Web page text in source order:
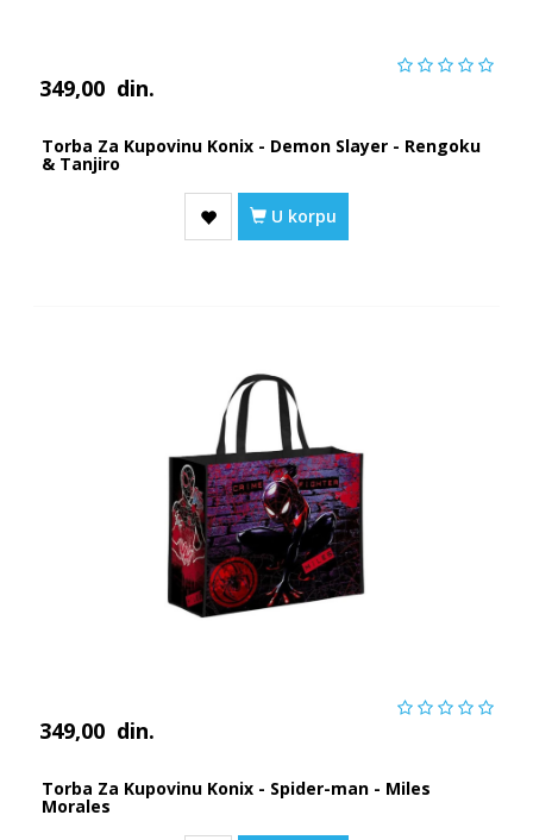
349,00 din.
Torba Za Kupovinu Konix - Demon Slayer - Rengoku
& Tanjiro
U korpu
349,00 din.
Torba Za Kupovinu Konix - Spider-man - Miles
Morales